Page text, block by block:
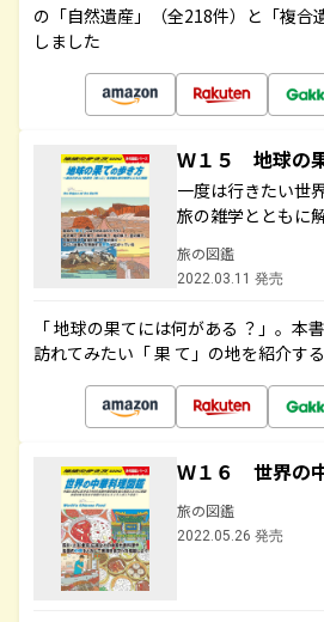
の「自然遺産」（全218件）と「複合
しました
Ｗ１５ 地球の
一度は行きたい世
旅の雑学とともに
旅の図鑑
2022.03.11 発売
「 地球の果てには何がある ？」。本
訪れてみたい「 果 て」の地を紹介する
Ｗ１６ 世界の
旅の図鑑
2022.05.26 発売